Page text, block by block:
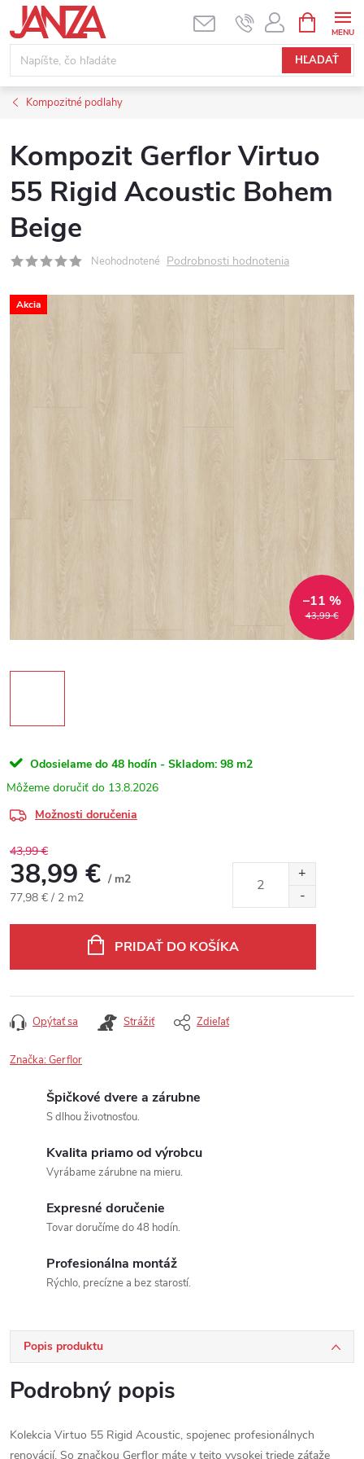
Prejsť na obsah
HĽADAŤ
Kompozitné podlahy
Kompozit Gerflor Virtuo
55 Rigid Acoustic Bohem
Beige
Neohodnotené Podrobnosti hodnotenia
Akcia
43,99 €
–11 %
Odosielame do 48 hodín - Skladom: 98 m2
13.8.2026
Možnosti doručenia
43,99 €
38,99 € / m2
Jednotková cena:
77,98 € / 2 m2
PRIDAŤ DO KOŠÍKA
Opýtať sa Strážiť Zdieľať
Značka:Gerflor
Špičkové dvere a zárubne
S dlhou životnosťou.
Kvalita priamo od výrobcu
Vyrábame zárubne na mieru.
Expresné doručenie
Tovar doručíme do 48 hodín.
Profesionálna montáž
Rýchlo, precízne a bez starostí.
Popis produktu
Podrobný popis
Kolekcia Virtuo 55 Rigid Acoustic, spojenec profesionálnych
renovácií. So značkou Gerflor máte v tejto vysokej triede záťaže